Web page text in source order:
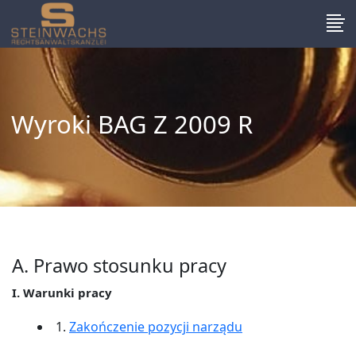
Wyroki BAG Z 2009 R
A. Prawo stosunku pracy
I. Warunki pracy
1. Zakończenie pozycji narządu